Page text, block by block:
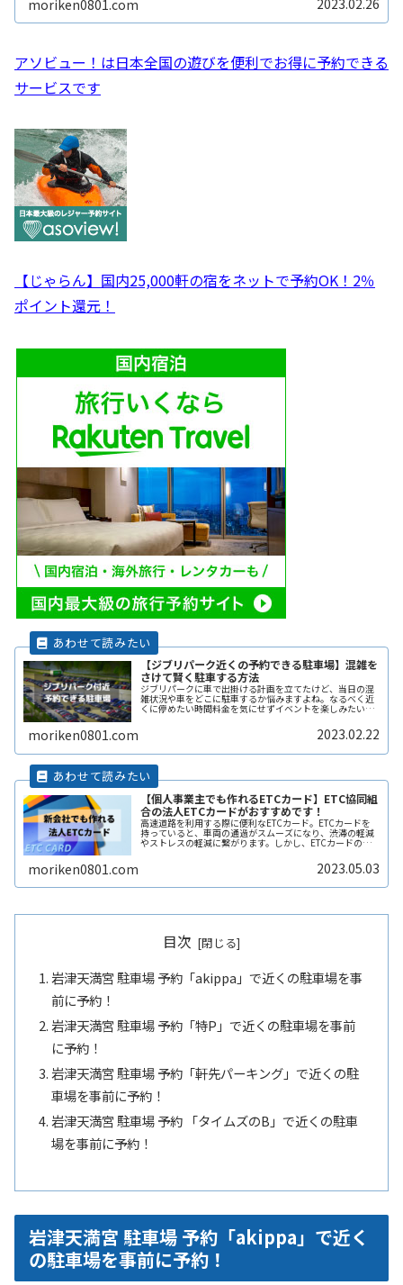
moriken0801.com
アソビュー！は日本全国の遊びを便利でお得に予約できる
サービスです
【じゃらん】国内25,000軒の宿をネットで予約OK！2％
ポイント還元！
【ジブリパーク近くの予約できる駐車場】混雑を
さけて賢く駐車する方法
ジブリパークに車で出掛ける計画を立てたけど、当日の混
雑状況や車をどこに駐車するか悩みますよね。なるべく近
くに停めたい時間料金を気にせずイベントを楽しみたい駐
帰りは渋滞を避けてスムーズに帰りReadMore...
moriken0801.com 2023.02.22
【個人事業主でも作れるETCカード】ETC協同組
合の法人ETCカードがおすすめです！
高速道路を利用する際に便利なETCカード。ETCカードを
持っていると、車両の通過がスムーズになり、渋滞の軽減
やストレスの軽減に繋がります。しかし、ETCカードの種
moriken0801.com 2023.05.03
目次
岩津天満宮 駐車場 予約「akippa」で近くの駐車場を事
前に予約！
岩津天満宮 駐車場 予約「特P」で近くの駐車場を事前
に予約！
岩津天満宮 駐車場 予約「軒先パーキング」で近くの駐
車場を事前に予約！
岩津天満宮 駐車場 予約 「タイムズのB」で近くの駐車
場を事前に予約！
岩津天満宮 駐車場 予約「akippa」で近く
の駐車場を事前に予約！